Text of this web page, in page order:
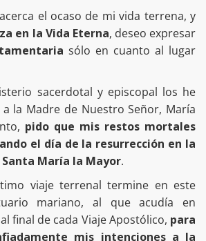
el ocaso de mi vida terrena, y
en la Vida Eterna, deseo expresar
sólo en cuanto al lugar
sacerdotal y episcopal los he
la Madre de Nuestro Señor, María
pido que mis restos mortales
el día de la resurrección en la
María la Mayor.
viaje terrenal termine en este
mariano, al que acudía en
final de cada Viaje Apostólico, para
mis intenciones a la